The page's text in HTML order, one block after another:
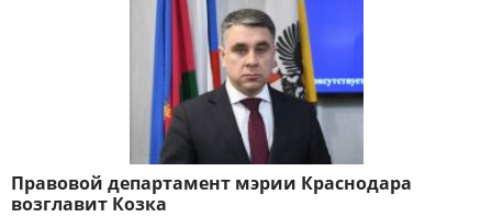
Правовой департамент мэрии Краснодара
возглавит Козка